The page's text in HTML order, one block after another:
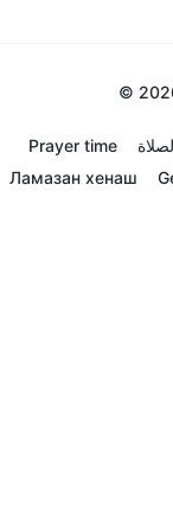
©
Prayer time
Ламазан хенаш